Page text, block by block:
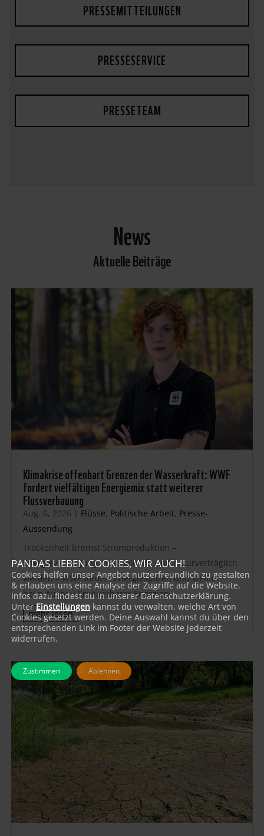
PRESSEMITTEILUNGEN
PRESSESERVICE
PRESSETEAM
News
Aktuelle Beiträge
Klimakrise offenbart Grenzen der Wasserkraft: WWF
fordert vielfältigen Energiemix statt weiterer
Flussverbauung
Aug. 6, 2026 | Flüsse, Politische Arbeit, Presse-
Aussendung
Trockenheit bremst Stromproduktion –
Energieversorgung muss klimafit und naturverträglich
werden – WWF fordert Energiesparen und Vielfalt
beim Ausbau Erneuerbarer Energien
mehr lesen
PANDAS LIEBEN COOKIES, WIR AUCH!
Cookies helfen unser Angebot nutzerfreundlich zu gestalten
& erlauben uns eine Analyse der Zugriffe auf die Website.
Infos dazu findest du in unserer Datenschutzerklärung.
UnterEinstellungen kannst du verwalten, welche Art von
Cookies gesetzt werden. Deine Auswahl kannst du über den
entsprechenden Link im Footer der Website jederzeit
widerrufen.
Zustimmen Ablehnen